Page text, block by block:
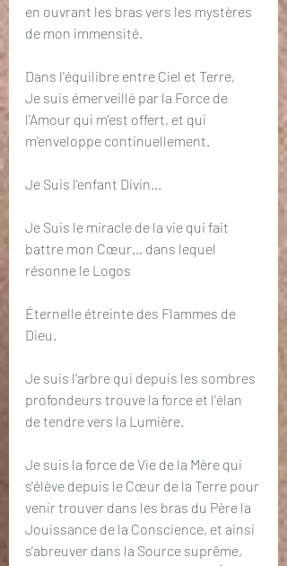
en ouvrant les bras vers les mystères
de mon immensité.
Dans l'équilibre entre Ciel et Terre,
Je suis émerveillé par la Force de
l'Amour qui m'est offert, et qui
m'enveloppe continuellement.
Je Suis l'enfant Divin...
Je Suis le miracle de la vie qui fait
battre mon Cœur... dans lequel
résonne le Logos
Éternelle étreinte des Flammes de
Dieu.
Je suis l'arbre qui depuis les sombres
profondeurs trouve la force et l'élan
de tendre vers la Lumière.
Je suis la force de Vie de la Mère qui
s'élève depuis le Cœur de la Terre pour
venir trouver dans les bras du Père la
Jouissance de la Conscience, et ainsi
s'abreuver dans la Source suprême,